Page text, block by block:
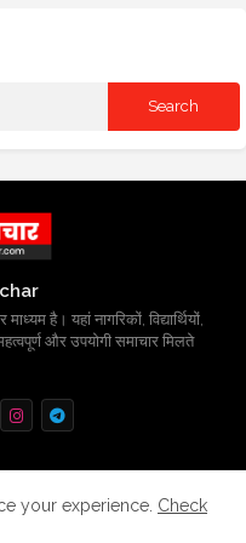
है। यहां नागरिकों, विद्यार्थियों,
और उपयोगी समाचार मिलते
us
Privacy Policy
your experience. Check